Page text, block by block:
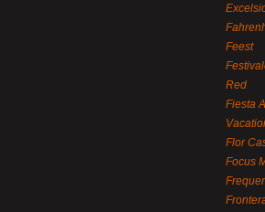
Feest
Red
Fiesta
Flor
Focus